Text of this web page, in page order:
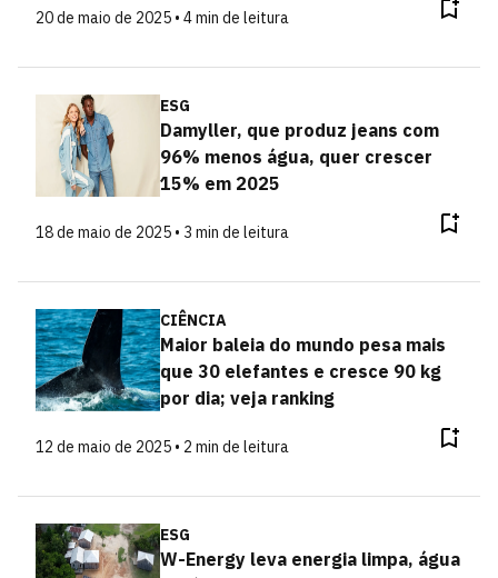
20 de maio de 2025 • 4 min de leitura
ESG
Damyller, que produz jeans com
96% menos água, quer crescer
15% em 2025
18 de maio de 2025 • 3 min de leitura
CIÊNCIA
Maior baleia do mundo pesa mais
que 30 elefantes e cresce 90 kg
por dia; veja ranking
12 de maio de 2025 • 2 min de leitura
ESG
W-Energy leva energia limpa, água